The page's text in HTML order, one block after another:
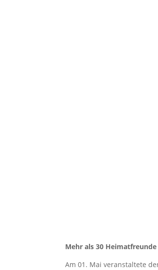
Mehr als 30
Am 01. Mai veranstaltete